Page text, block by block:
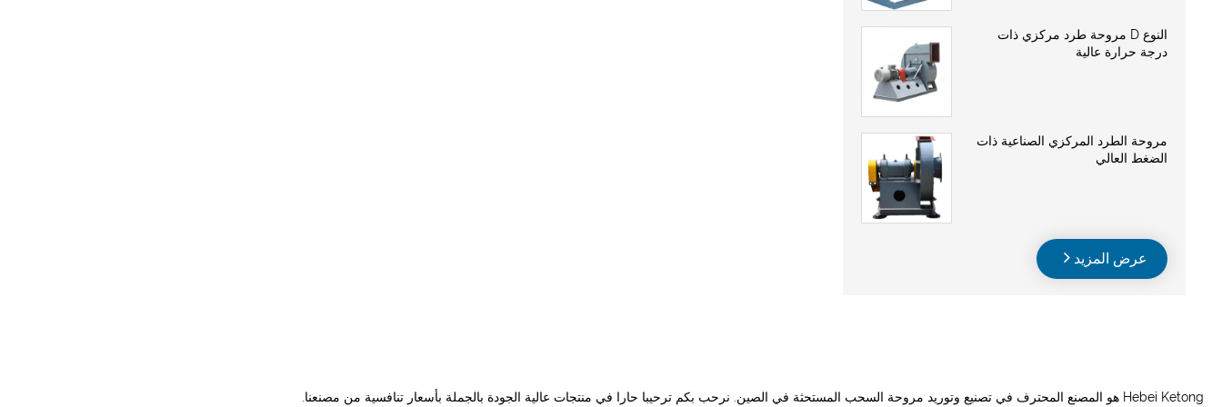
النوع D مروحة طرد مركزي ذات
درجة حرارة عالية
مروحة الطرد المركزي الصناعية ذات
الضغط العالي
عرض المزيد
Hebei Ketong هو المصنع المحترف في تصنيع وتوريد مروحة السحب المستحثة في الصين. نرحب بكم ترحيبا حارا في منتجات عالية الجودة بالجملة بأسعار تنافسية من مصنعنا.